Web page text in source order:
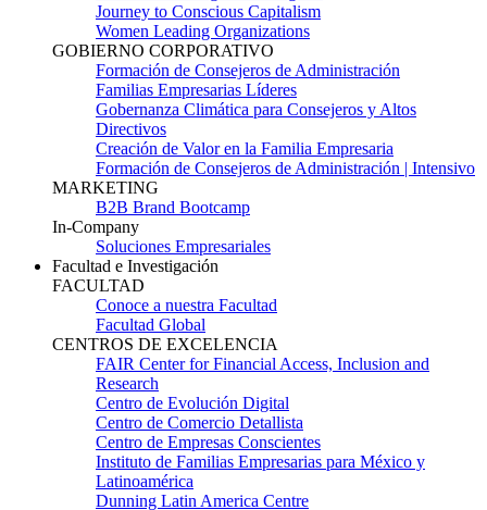
Journey to Conscious Capitalism
Women Leading Organizations
GOBIERNO CORPORATIVO
Formación de Consejeros de Administración
Familias Empresarias Líderes
Gobernanza Climática para Consejeros y Altos
Directivos
Creación de Valor en la Familia Empresaria
Formación de Consejeros de Administración | Intensivo
MARKETING
B2B Brand Bootcamp
In-Company
Soluciones Empresariales
Facultad e Investigación
FACULTAD
Conoce a nuestra Facultad
Facultad Global
CENTROS DE EXCELENCIA
FAIR Center for Financial Access, Inclusion and
Research
Centro de Evolución Digital
Centro de Comercio Detallista
Centro de Empresas Conscientes
Instituto de Familias Empresarias para México y
Latinoamérica
Dunning Latin America Centre